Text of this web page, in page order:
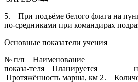
5. При подъёме белого флага на
по-средниками при командирах
Основные показатели учения
№ п/п
показа-теля Планируется на
Протяжённость марша, км 2.